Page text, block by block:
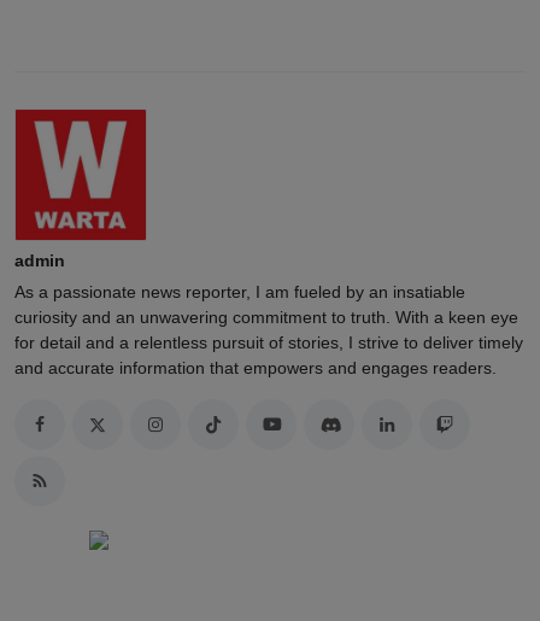
admin
As a passionate news reporter, I am fueled by an insatiable
curiosity and an unwavering commitment to truth. With a keen eye
for detail and a relentless pursuit of stories, I strive to deliver timely
and accurate information that empowers and engages readers.